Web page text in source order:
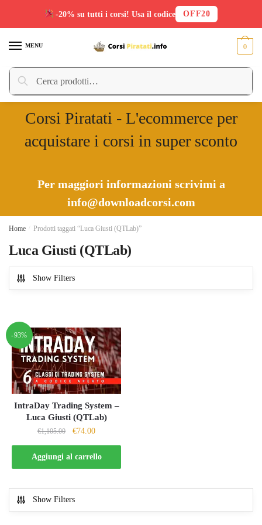
MENU
Cerca:
Cerca
0
Corsi Piratati - L'ecommerce per
acquistare i corsi in super sconto
Per maggiori informazioni scrivimi a
info@downloadcorsi.com
Home Prodotti taggati “Luca Giusti (QTLab)”
Luca Giusti (QTLab)
Show Filters
-93%
IntraDay Trading System –
Luca Giusti (QTLab)
€1,105.00
Il
prezzo
originale
era:
€74.00Il
prezzo
attuale
è:
Aggiungi al carrello
Show Filters
-20% su tutti i corsi! Usa il codice OFF20